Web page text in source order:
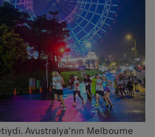
Avustralya'nın Melbourne